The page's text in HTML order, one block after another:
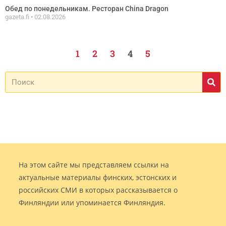
Обед по понедельникам. Ресторан China Dragon
gazeta.fi 02.08.2026
1 2 3 4 5
На этом сайте мы представляем ссылки на
актуальные материалы финских, эстонских и
российских СМИ в которых рассказывается о
Финляндии или упоминается Финляндия.